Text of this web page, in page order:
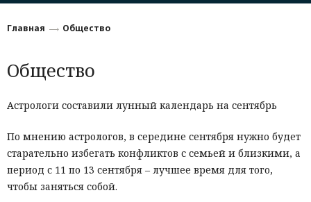
Главная Общество
Общество
Астрологи составили лунный календарь на сентябрь
По мнению астрологов, в середине сентября нужно будет
старательно избегать конфликтов с семьей и близкими, а
период с 11 по 13 сентября – лучшее время для того,
чтобы заняться собой.